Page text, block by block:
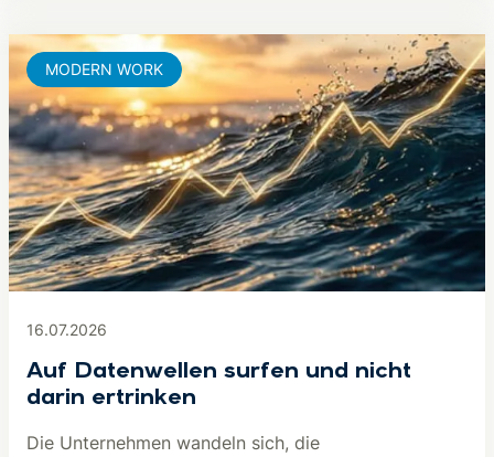
16.07.2026
Auf Datenwellen surfen und nicht
darin ertrinken
Die Unternehmen wandeln sich, die
MODERN WORK